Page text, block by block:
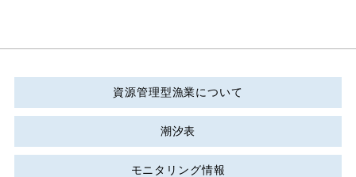
資源管理型漁業について
潮汐表
モニタリング情報